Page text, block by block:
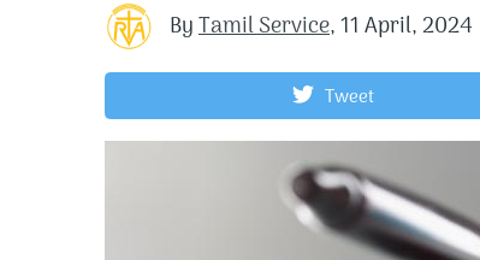
ByTamil Service,11 April, 2024
Tweet